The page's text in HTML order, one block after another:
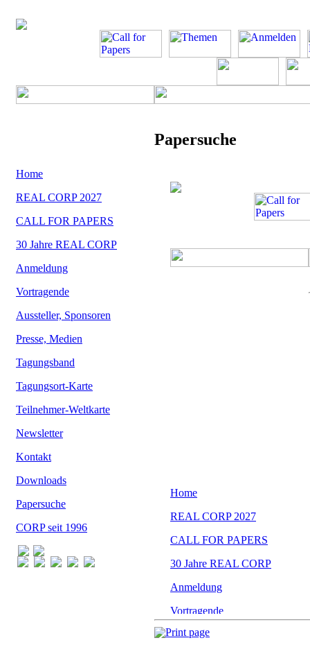
Home
REAL CORP 2027
CALL FOR PAPERS
30 Jahre REAL CORP
Anmeldung
Vortragende
Aussteller, Sponsoren
Presse, Medien
Tagungsband
Tagungsort-Karte
Teilnehmer-Weltkarte
Newsletter
Kontakt
Downloads
Papersuche
CORP seit 1996
Papersuche
Print page